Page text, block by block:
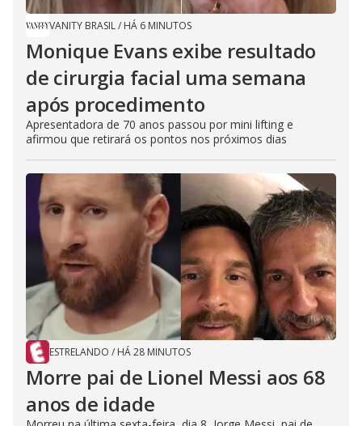
VANITY BRASIL/ HÁ 6 MINUTOS
Monique Evans exibe resultado
de cirurgia facial uma semana
após procedimento
Apresentadora de 70 anos passou por mini lifting e
afirmou que retirará os pontos nos próximos dias
ESTRELANDO / HÁ 28 MINUTOS
Morre pai de Lionel Messi aos 68
anos de idade